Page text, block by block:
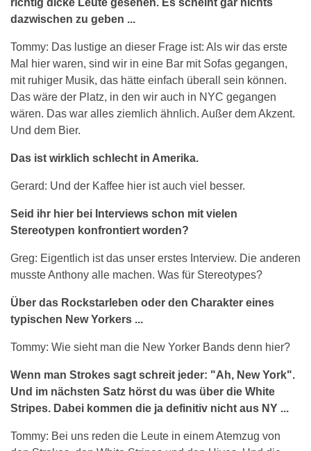
richtig dicke Leute gesehen. Es scheint gar nichts
dazwischen zu geben ...
Tommy: Das lustige an dieser Frage ist: Als wir das erste
Mal hier waren, sind wir in eine Bar mit Sofas gegangen,
mit ruhiger Musik, das hätte einfach überall sein können.
Das wäre der Platz, in den wir auch in NYC gegangen
wären. Das war alles ziemlich ähnlich. Außer dem Akzent.
Und dem Bier.
Das ist wirklich schlecht in Amerika.
Gerard: Und der Kaffee hier ist auch viel besser.
Seid ihr hier bei Interviews schon mit vielen
Stereotypen konfrontiert worden?
Greg: Eigentlich ist das unser erstes Interview. Die anderen
musste Anthony alle machen. Was für Stereotypes?
Über das Rockstarleben oder den Charakter eines
typischen New Yorkers ...
Tommy: Wie sieht man die New Yorker Bands denn hier?
Wenn man Strokes sagt schreit jeder: "Ah, New York".
Und im nächsten Satz hörst du was über die White
Stripes. Dabei kommen die ja definitiv nicht aus NY ...
Tommy: Bei uns reden die Leute in einem Atemzug von